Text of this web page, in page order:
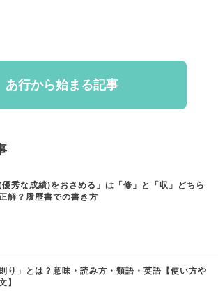
あ行から始まる記事
(優秀な成績)をおさめる」は「修」と「収」どちら
解？履歴書での書き方
則り」とは？意味・読み方・類語・英語【使い方や
】